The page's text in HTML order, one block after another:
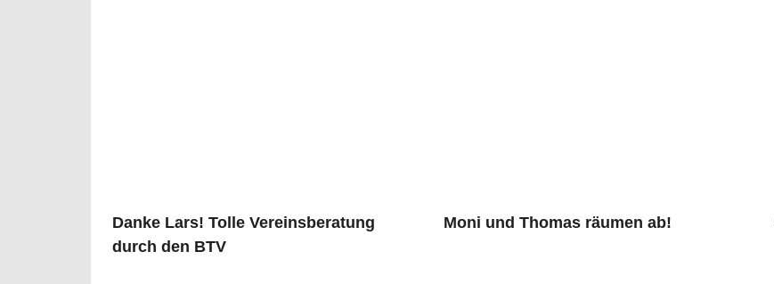
Danke Lars! Tolle Vereinsberatung
durch den BTV
Moni und Thomas räumen ab!